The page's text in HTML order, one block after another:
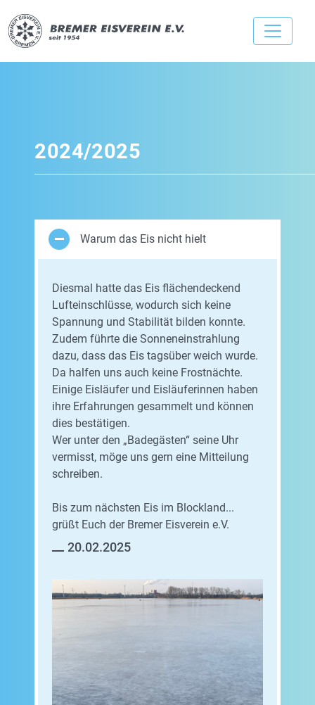
2024/2025
Warum das Eis nicht hielt
Diesmal hatte das Eis flächendeckend
Lufteinschlüsse, wodurch sich keine
Spannung und Stabilität bilden konnte.
Zudem führte die Sonneneinstrahlung
dazu, dass das Eis tagsüber weich wurde.
Da halfen uns auch keine Frostnächte.
Einige Eisläufer und Eisläuferinnen haben
ihre Erfahrungen gesammelt und können
dies bestätigen.
Wer unter den „Badegästen“ seine Uhr
vermisst, möge uns gern eine Mitteilung
schreiben.
Bis zum nächsten Eis im Blockland...
grüßt Euch der Bremer Eisverein e.V.
20.02.2025